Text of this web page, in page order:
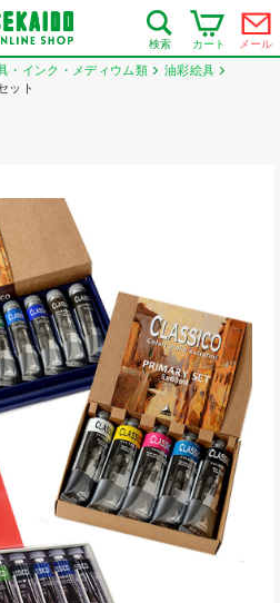
検索 カート メール
・インク・メディウム類
油彩絵具
ット